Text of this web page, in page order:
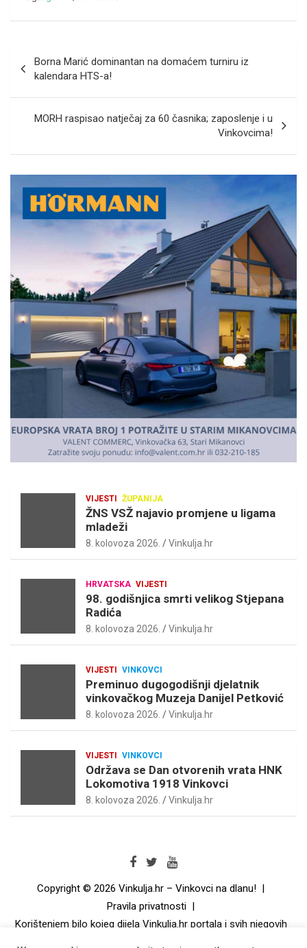
objava
Borna Marić dominantan na domaćem turniru iz
kalendara HTS-a!
MORH raspisao natječaj za 60 časnika; zaposlenje i u
Vinkovcima!
A
v
e
i
e
e
:
VIJESTI ŽUPANIJA
ŽNS VSŽ najavio promjene u ligama
mladeži
8. kolovoza 2026. Vinkulja.hr
HRVATSKA VIJESTI
98. godišnjica smrti velikog Stjepana
Radića
8. kolovoza 2026. Vinkulja.hr
VIJESTI VINKOVCI
Preminuo dugogodišnji djelatnik
vinkovačkog Muzeja Danijel Petković
8. kolovoza 2026. Vinkulja.hr
VIJESTI VINKOVCI
Održava se Dan otvorenih vrata HNK
Lokomotiva 1918 Vinkovci
8. kolovoza 2026. Vinkulja.hr
Copyright © 2026 Vinkulja.hr – Vinkovci na dlanu!
Pravila privatnosti
Korištenjem bilo kojeg dijela Vinkulja.hr portala i svih njegovih